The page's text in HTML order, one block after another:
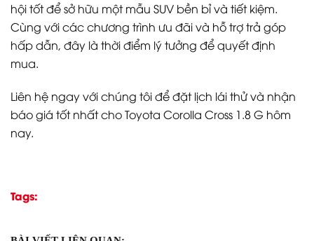
hội tốt để sở hữu một mẫu SUV bền bỉ và tiết kiệm.
Cùng với các chương trình ưu đãi và hỗ trợ trả góp
hấp dẫn, đây là thời điểm lý tưởng để quyết định
mua.
Liên hệ ngay với chúng tôi để đặt lịch lái thử và nhận
báo giá tốt nhất cho Toyota Corolla Cross 1.8 G hôm
nay.
Tags: